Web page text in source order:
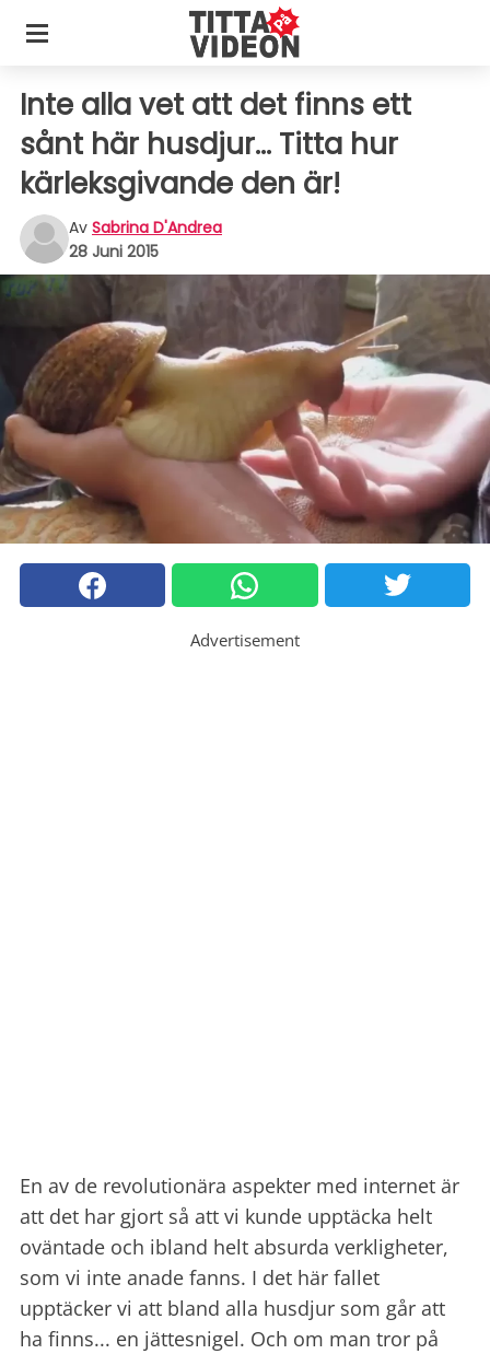
Inte alla vet att det finns ett
sånt här husdjur... Titta hur
kärleksgivande den är!
Av Sabrina D'Andrea
28 Juni 2015
Advertisement
En av de revolutionära aspekter med internet är
att det har gjort så att vi kunde upptäcka helt
oväntade och ibland helt absurda verkligheter,
som vi inte anade fanns. I det här fallet
upptäcker vi att bland alla husdjur som går att
ha finns... en jättesnigel. Och om man tror på